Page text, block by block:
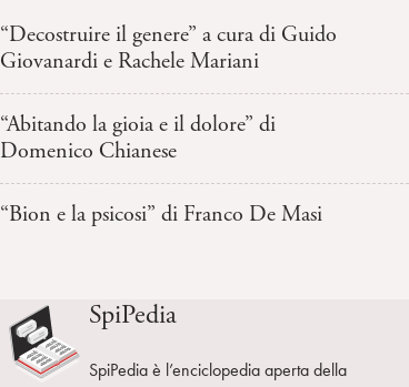
“Decostruire il genere” a cura di Guido
Giovanardi e Rachele Mariani
“Abitando la gioia e il dolore” di
Domenico Chianese
“Bion e la psicosi” di Franco De Masi
SpiPedia
SpiPedia è l’enciclopedia aperta della